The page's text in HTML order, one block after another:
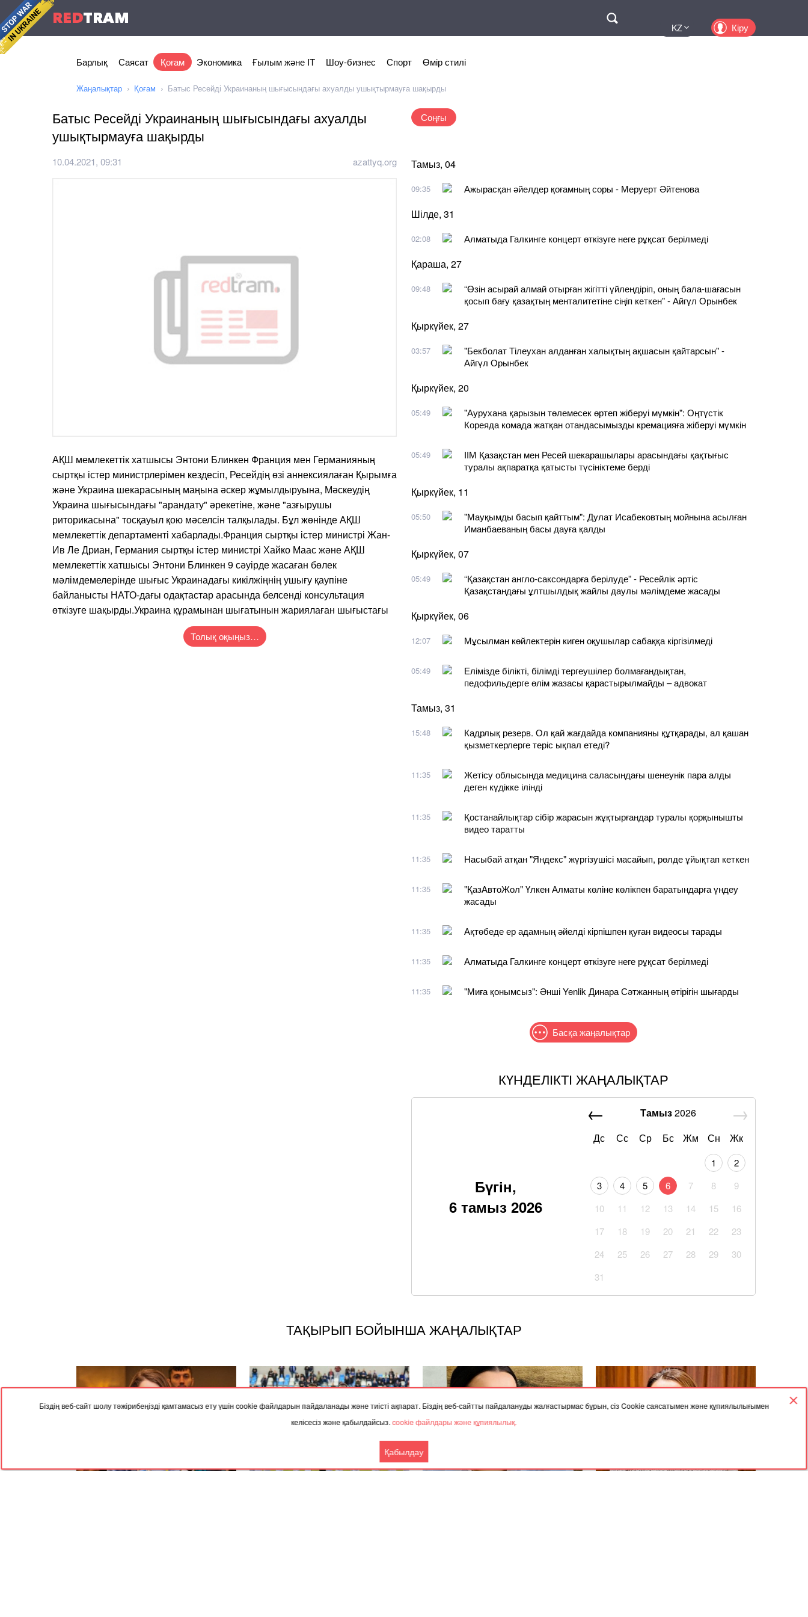
Біздің веб-сайт шолу тәжірибеңізді қамтамасыз ету үшін cookie файлдарын пайдаланады және тиісті ақпарат. Біздің веб-сайтты пайдалануды жалғастырмас бұрын, сіз Cookie саясатымен және құпиялылығымен
келісесіз және қабылдайсыз.cookie файлдары және құпиялылық.
Қабылдау
REDTRAM
KZ Кіру
Барлық Саясат Қоғам Экономика Ғылым және IT Шоу-бизнес Спорт Өмір стилі
Жаңалықтар Қоғам Батыс Ресейді Украинаның шығысындағы ахуалды ушықтырмауға шақырды
Батыс Ресейді Украинаның шығысындағы ахуалды
ушықтырмауға шақырды
10.04.2021, 09:31 azattyq.org
АҚШ мемлекеттік хатшысы Энтони Блинкен Франция мен Германияның
сыртқы істер министрлерімен кездесіп, Ресейдің өзі аннексиялаған Қырымға
және Украина шекарасының маңына әскер жұмылдыруына, Мәскеудің
Украина шығысындағы "арандату" әрекетіне, және "азғырушы
риторикасына" тосқауыл қою мәселсін талқылады. Бұл жөнінде АҚШ
мемлекеттік департаменті хабарлады.Франция сыртқы істер министрі Жан-
Ив Ле Дриан, Германия сыртқы істер министрі Хайко Маас және АҚШ
мемлекеттік хатшысы Энтони Блинкен 9 сәуірде жасаған бөлек
мәлімдемелерінде шығыс Украинадағы кикілжіңнің ушығу қаупіне
байланысты НАТО-дағы одақтастар арасында белсенді консультация
өткізуге шақырды.Украина құрамынан шығатынын жариялаған шығыстағы
Толық оқыңыз…
Соңғы
Тамыз, 04
09:35 Ажырасқан әйелдер қоғамның соры - Меруерт Әйтенова
Шілде, 31
02:08 Алматыда Галкинге концерт өткізуге неге рұқсат берілмеді
Қараша, 27
09:48
“Өзін асырай алмай отырған жігітті үйлендіріп, оның бала-шағасын
қосып бағу қазақтың менталитетіне сіңіп кеткен” - Айгүл Орынбек
Қыркүйек, 27
03:57
"Бекболат Тілеухан алданған халықтың ақшасын қайтарсын" -
Айгүл Орынбек
Қыркүйек, 20
05:49
"Аурухана қарызын төлемесек өртеп жіберуі мүмкін": Оңтүстік
Кореяда комада жатқан отандасымызды кремацияға жіберуі мүмкін
05:49
ІІМ Қазақстан мен Ресей шекарашылары арасындағы қақтығыс
туралы ақпаратқа қатысты түсініктеме берді
Қыркүйек, 11
05:50
"Мауқымды басып қайттым": Дулат Исабековтың мойнына асылған
Иманбаеваның басы дауға қалды
Қыркүйек, 07
05:49
“Қазақстан англо-саксондарға берілуде” - Ресейлік әртіс
Қазақстандағы ұлтшылдық жайлы даулы мәлімдеме жасады
Қыркүйек, 06
12:07 Мұсылман көйлектерін киген оқушылар сабаққа кіргізілмеді
05:49
Елімізде білікті, білімді тергеушілер болмағандықтан,
педофильдерге өлім жазасы қарастырылмайды – адвокат
Тамыз, 31
15:48
Кадрлық резерв. Ол қай жағдайда компанияны құтқарады, ал қашан
қызметкерлерге теріс ықпал етеді?
11:35
Жетісу облысында медицина саласындағы шенеунік пара алды
деген күдікке ілінді
11:35
Қостанайлықтар сібір жарасын жұқтырғандар туралы қорқынышты
видео таратты
11:35 Насыбай атқан "Яндекс" жүргізушісі масайып, рөлде ұйықтап кеткен
11:35
"ҚазАвтоЖол" Үлкен Алматы көліне көлікпен баратындарға үндеу
жасады
11:35 Ақтөбеде ер адамның әйелді кірпішпен қуған видеосы тарады
11:35 Алматыда Галкинге концерт өткізуге неге рұқсат берілмеді
11:35 "Миға қонымсыз": Әнші Yenlik Динара Сәтжанның өтірігін шығарды
Басқа жаңалықтар
КҮНДЕЛІКТІ ЖАҢАЛЫҚТАР
Бүгін,
6 тамыз 2026
Тамыз2026
Дс
Сс Ср Бс Жм Сн Жк
1
2
3
4 5 6 7 8
9
10
11 12 13 14 15
16
17
18 19 20 21 22
23
24
25 26 27 28 29
30
31
ТАҚЫРЫП БОЙЫНША ЖАҢАЛЫҚТАР